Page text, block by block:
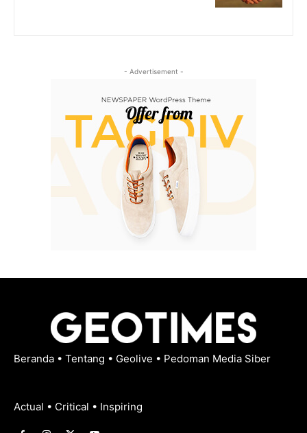
- Advertisement -
Beranda • Tentang • Geolive • Pedoman Media Siber
Actual • Critical • Inspiring